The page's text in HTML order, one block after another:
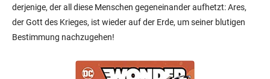
derjenige, der all diese Menschen gegeneinander aufhetzt: Ares,
der Gott des Krieges, ist wieder auf der Erde, um seiner blutigen
Bestimmung nachzugehen!